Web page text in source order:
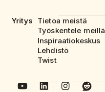
Yritys
Tietoa meistä
Työskentele meillä
Inspiraatiokeskus
Lehdistö
Twist